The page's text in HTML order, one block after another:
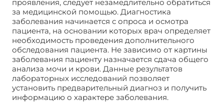
проявления, следует незамедлительно обратиться
за медицинской помощью. Диагностика
заболевания начинается с опроса и осмотра
пациента, на основании которых врач определяет
необходимость проведения дополнительного
обследования пациента. Не зависимо от картины
заболевания пациенту назначается сдача общего
анализа мочи и крови. Данные результатов
лабораторных исследований позволяет
установить предварительный диагноз и получить
информацию о характере заболевания.